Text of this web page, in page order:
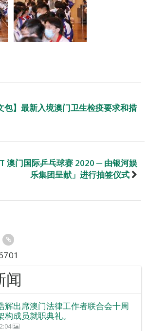
包】最新入境澳门卫生检疫要求和措
澳门国际乒乓球赛 2020 ─ 由银河娱
乐集团呈献」进行抽签仪式
闻
辉出席澳门法律工作者联合会十周
构成员就职典礼。